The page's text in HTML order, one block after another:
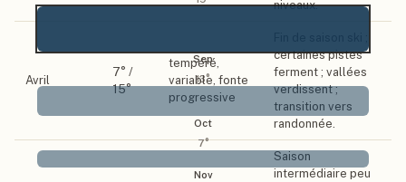
Sep
13°
Oct
7°
Nov
niveaux.
Avril
7° /
15°
tempéré,
variable, fonte
progressive
certaines pistes
ferment ; vallées
verdissent ;
transition vers
randonnée.
Saison
intermédiaire peu